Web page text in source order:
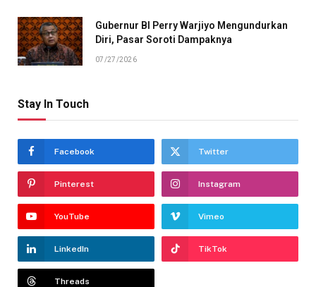
Gubernur BI Perry Warjiyo Mengundurkan
Diri, Pasar Soroti Dampaknya
07/27/2026
Stay In Touch
Facebook Twitter
Pinterest Instagram
YouTube Vimeo
LinkedIn TikTok
Threads